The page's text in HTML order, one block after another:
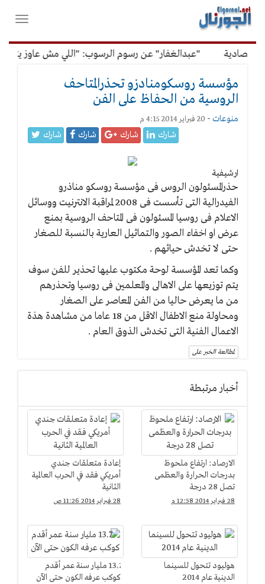
القائمة
الرئيسية
فتح
"عبدالغفار" عن رسوم الرسوب: "اللي مش عاوز يتعلم
مؤسسة روسكومنادزو تحذرالمتاحف
الروسية من الحفاظ على الفن
منوعات - 20 فبراير 2014 4:15 م
شارك شارك شارك شارك
ارشيفية
حذرالمسئولون الروس فى مؤسسة روسكو مناذرو
الفيدرالية التى تأسست فى 2008 لمراقبة الانترنيت ووسائل
الاعلام فى روسيا المسئولون فى المتاحف الروسية بمنع
عرض او اخفاء الصور والتماثيل العارية بالنسبة للصغار
حتى لا تخدش حيائهم .
وكما تعد المؤسسة لوحة مكتوب عليها تحذير للفن سوف
يتم توزيعها على الاهالى والمعلمين فى روسيا وتحذرهم
من ما يعرض حاليا من الفن المعاصر على الصغار
ومحاولة منع الاطفال الاقل من 18 عاما من مشاهدة هذة
الاعمال الفنية التى تخدش الذوق العام .
لمطالعة الخبر على
أخبار مرتبطة
الارصاد: ارتفاع ملحوظ
بدرجات الحرارة والعظمى
تصل 28 درجة
28 فبراير 2014 12:58 م
إعادة متعلقات جندي
أمريكي فقد في الحرب العالمية
الثانية
28 فبراير 2014 11:26 ص
هوليود تتحول للسينما
الدينية عام 2014
13.7 مليار سنة عمر أقدم
كوكب عرفه الكون حتى الآن